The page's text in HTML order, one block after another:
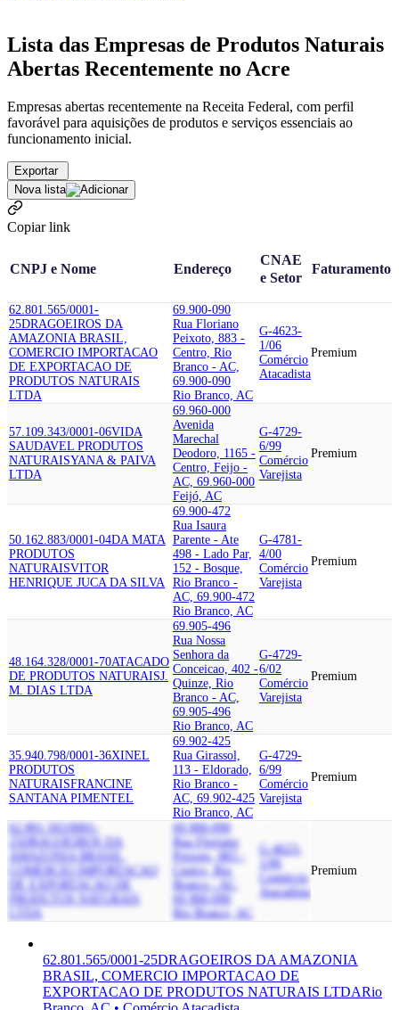
Lista das Empresas de Produtos Naturais
Abertas Recentemente no Acre
Empresas abertas recentemente na Receita Federal, com perfil
favorável para aquisições de produtos e serviços essenciais ao
funcionamento inicial.
Exportar
Nova lista
Copiar link
CNPJ e Nome Endereço
CNAE
e Setor
Faturamento
62.801.565/0001-
25DRAGOEIROS DA
AMAZONIA BRASIL,
COMERCIO IMPORTACAO
DE EXPORTACAO DE
PRODUTOS NATURAIS
LTDA
69.900-090
Rua Floriano
Peixoto, 883 -
Centro, Rio
Branco - AC,
69.900-090
Rio Branco, AC
G-4623-
1/06
Comércio
Atacadista
Premium
57.109.343/0001-06VIDA
SAUDAVEL PRODUTOS
NATURAISYANA & PAIVA
LTDA
69.960-000
Avenida
Marechal
Deodoro, 1165 -
Centro, Feijo -
AC, 69.960-000
Feijó, AC
G-4729-
6/99
Comércio
Varejista
Premium
50.162.883/0001-04DA MATA
PRODUTOS
NATURAISVITOR
HENRIQUE JUCA DA SILVA
69.900-472
Rua Isaura
Parente - Ate
498 - Lado Par,
152 - Bosque,
Rio Branco -
AC, 69.900-472
Rio Branco, AC
G-4781-
4/00
Comércio
Varejista
Premium
48.164.328/0001-70ATACADO
DE PRODUTOS NATURAISJ.
M. DIAS LTDA
69.905-496
Rua Nossa
Senhora da
Conceicao, 402 -
Quinze, Rio
Branco - AC,
69.905-496
Rio Branco, AC
G-4729-
6/02
Comércio
Varejista
Premium
35.940.798/0001-36XINEL
PRODUTOS
NATURAISFRANCINE
SANTANA PIMENTEL
69.902-425
Rua Girassol,
113 - Eldorado,
Rio Branco -
AC, 69.902-425
Rio Branco, AC
G-4729-
6/99
Comércio
Varejista
Premium
62.801.565/0001-
DRAGOEIROS DA
AMAZONIA BRASIL,
COMERCIO IMPORTACAO
DE EXPORTACAO DE
PRODUTOS NATURAIS
69.900-090
Rua Floriano
Peixoto, 883 -
Centro, Rio
Branco - AC,
69.900-090
Rio Branco, AC
G-4623-
1/06
Comércio
Atacadista
Premium
62.801.565/0001-25DRAGOEIROS DA AMAZONIA
BRASIL, COMERCIO IMPORTACAO DE
EXPORTACAO DE PRODUTOS NATURAIS LTDARio